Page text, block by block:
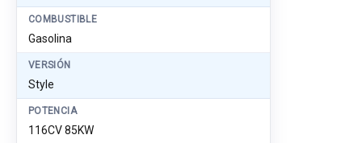
COMBUSTIBLE
Gasolina
VERSIÓN
Style
POTENCIA
116CV 85KW